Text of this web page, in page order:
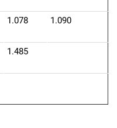
1.078 1.090
1.485